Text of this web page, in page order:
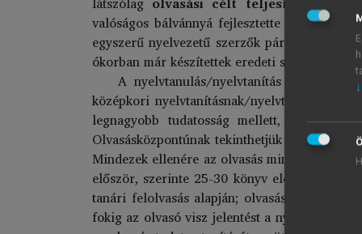
valóságos bálvánnyá fejlesztette az
egyszerű nyelvezetű szerzők pártolása az
ókorban már készítettek eredeti szerzők
A nyelvtanulás/nyelvtanítás huszonöt
középkori nyelvtanításnak/nyelvtanulásnak
legnagyobb tudatosság mellett, szemben
Olvasásközpontúnak tekinthetjük Locke
Mindezek ellenére az olvasás mint
először, szerinte 25-30 könyv elolvasása
tanári felolvasás alapján; olvasás
fokig az olvasó visz jelentést a nyomtatott
↓